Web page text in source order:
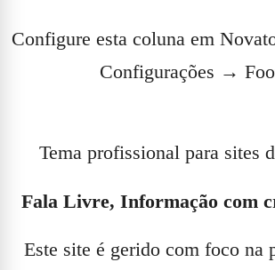
Configure esta coluna em
Configurações →
Tema profissional para sites
Fala Livre, Informação com
Este site é gerido com foco na